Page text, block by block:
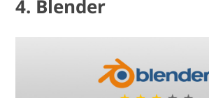
4. Blender